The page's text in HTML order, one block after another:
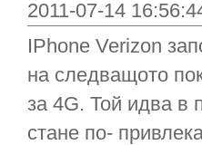
2011-07-14
IPhone Verizon
на следващото
за 4G. Той идва в
стане по-